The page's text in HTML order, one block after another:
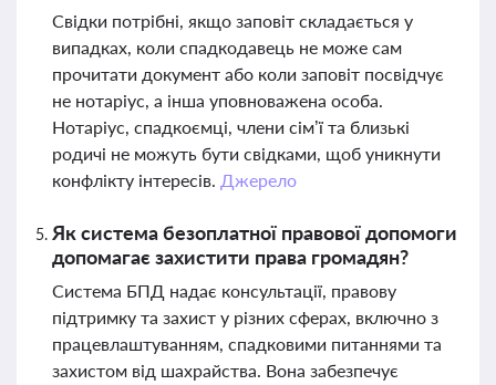
Свідки потрібні, якщо заповіт складається у
випадках, коли спадкодавець не може сам
прочитати документ або коли заповіт посвідчує
не нотаріус, а інша уповноважена особа.
Нотаріус, спадкоємці, члени сім’ї та близькі
родичі не можуть бути свідками, щоб уникнути
конфлікту інтересів. Джерело
Як система безоплатної правової допомоги
допомагає захистити права громадян?
Система БПД надає консультації, правову
підтримку та захист у різних сферах, включно з
працевлаштуванням, спадковими питаннями та
захистом від шахрайства. Вона забезпечує